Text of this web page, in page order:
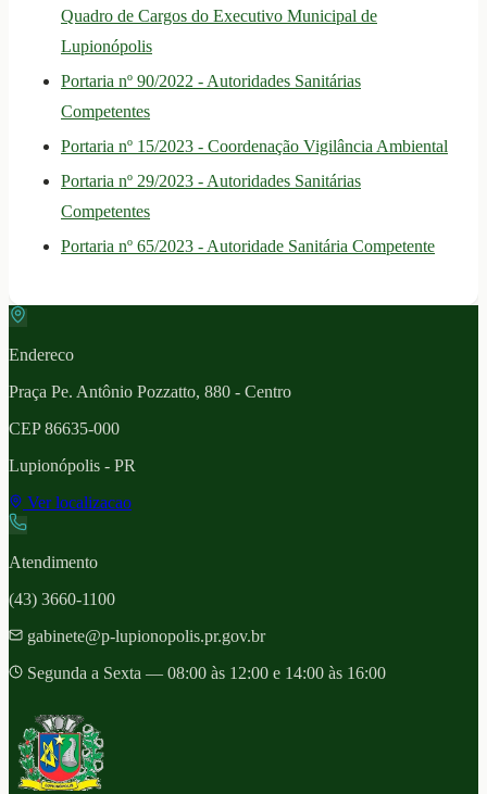
Quadro de Cargos do Executivo Municipal de
Lupionópolis
Portaria nº 90/2022 - Autoridades Sanitárias
Competentes
Portaria nº 15/2023 - Coordenação Vigilância Ambiental
Portaria nº 29/2023 - Autoridades Sanitárias
Competentes
Portaria nº 65/2023 - Autoridade Sanitária Competente
Endereco
Praça Pe. Antônio Pozzatto, 880 - Centro
CEP86635-000
Lupionópolis - PR
Ver localizacao
Atendimento
(43) 3660-1100
gabinete@p-lupionopolis.pr.gov.br
Segunda a Sexta — 08:00 às 12:00 e 14:00 às 16:00